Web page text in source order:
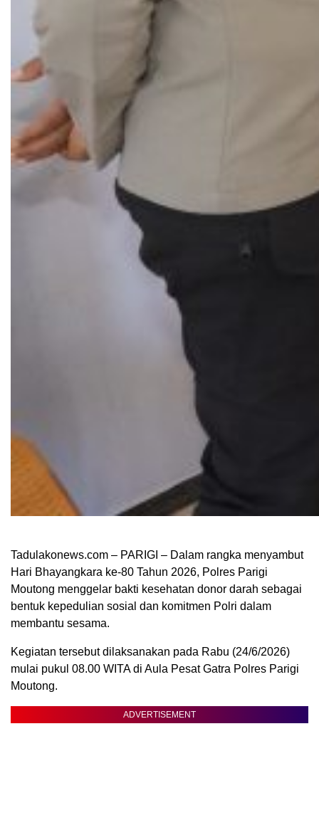
Tadulakonews.com – PARIGI – Dalam rangka menyambut
Hari Bhayangkara ke-80 Tahun 2026, Polres Parigi
Moutong menggelar bakti kesehatan donor darah sebagai
bentuk kepedulian sosial dan komitmen Polri dalam
membantu sesama.
Kegiatan tersebut dilaksanakan pada Rabu (24/6/2026)
mulai pukul 08.00 WITA di Aula Pesat Gatra Polres Parigi
Moutong.
ADVERTISEMENT